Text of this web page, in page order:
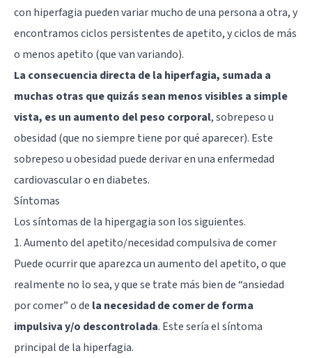
con hiperfagia pueden variar mucho de una persona a otra, y
encontramos ciclos persistentes de apetito, y ciclos de más
o menos apetito (que van variando).
La consecuencia directa de la hiperfagia, sumada a
muchas otras que quizás sean menos visibles a simple
vista, es un aumento del peso corporal, sobrepeso u
obesidad (que no siempre tiene por qué aparecer). Este
sobrepeso u obesidad puede derivar en una enfermedad
cardiovascular o endiabetes.
Síntomas
Los síntomas de la hipergagia son los siguientes.
1. Aumento del apetito/necesidad compulsiva de comer
Puede ocurrir que aparezca un aumento del apetito, o que
realmente no lo sea, y que se trate más bien de “ansiedad
por comer” o de la necesidad de comer de forma
impulsiva y/o descontrolada. Este sería el síntoma
principal de la hiperfagia.